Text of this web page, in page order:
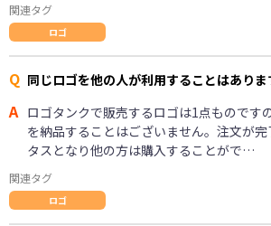
関連タグ
ロゴ
Q 同じロゴを他の人が利用することはありま
A ロゴタンクで販売するロゴは1点ものです
を納品することはございません。注文が
タスとなり他の方は購入することがで…
関連タグ
ロゴ